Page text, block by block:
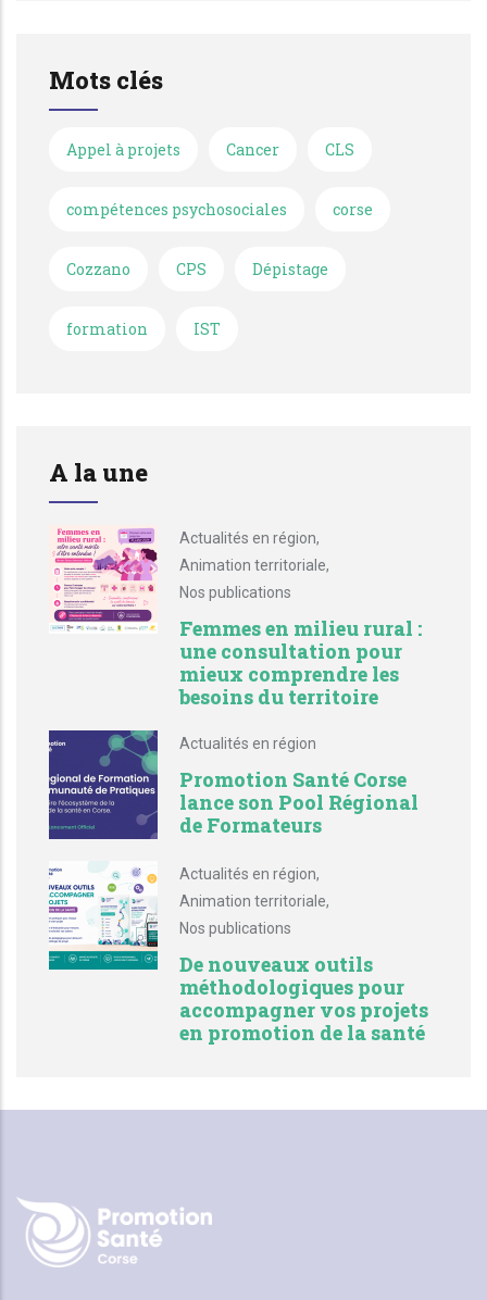
Mots clés
Appel à projets Cancer CLS
compétences psychosociales corse
Cozzano CPS Dépistage
formation IST
A la une
Actualités en région,
Animation territoriale,
Nos publications
Femmes en milieu rural :
une consultation pour
mieux comprendre les
besoins du territoire
Actualités en région
Promotion Santé Corse
lance son Pool Régional
de Formateurs
Actualités en région,
Animation territoriale,
Nos publications
De nouveaux outils
méthodologiques pour
accompagner vos projets
en promotion de la santé